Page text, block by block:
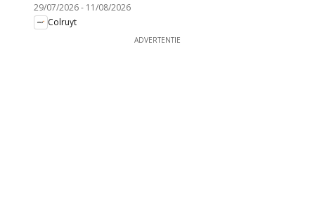
29/07/2026- 11/08/2026
Colruyt
ADVERTENTIE